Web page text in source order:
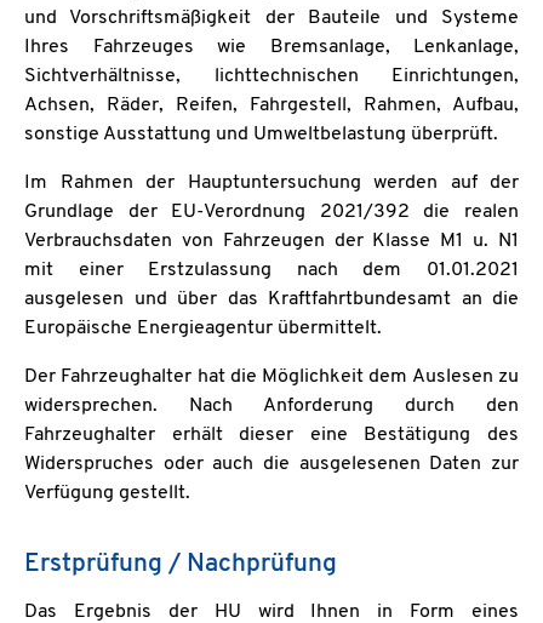
und Vorschriftsmäßigkeit der Bauteile und Systeme
Ihres Fahrzeuges wie Bremsanlage, Lenkanlage,
Sichtverhältnisse, lichttechnischen Einrichtungen,
Achsen, Räder, Reifen, Fahrgestell, Rahmen, Aufbau,
sonstige Ausstattung und Umweltbelastung überprüft.
Im Rahmen der Hauptuntersuchung werden auf der
Grundlage der EU-Verordnung 2021/392 die realen
Verbrauchsdaten von Fahrzeugen der Klasse M1 u. N1
mit einer Erstzulassung nach dem 01.01.2021
ausgelesen und über das Kraftfahrtbundesamt an die
Europäische Energieagentur übermittelt.
Der Fahrzeughalter hat die Möglichkeit dem Auslesen zu
widersprechen. Nach Anforderung durch den
Fahrzeughalter erhält dieser eine Bestätigung des
Widerspruches oder auch die ausgelesenen Daten zur
Verfügung gestellt.
Erstprüfung / Nachprüfung
Das Ergebnis der HU wird Ihnen in Form eines